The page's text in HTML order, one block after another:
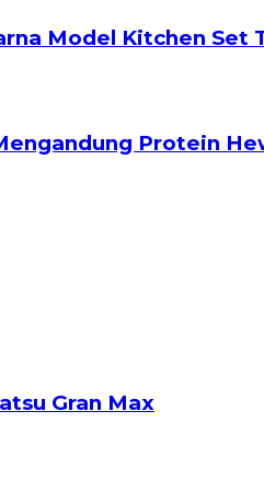
Model Kitchen Set
Protein
Gran Max